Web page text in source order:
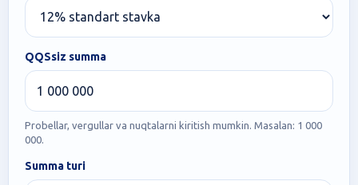
QQSsiz summa
Probellar, vergullar va nuqtalarni kiritish mumkin. Masalan: 1 000
000.
Summa turi